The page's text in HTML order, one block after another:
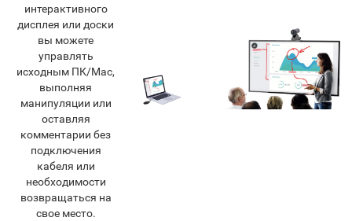
интерактивного
дисплея или доски
вы можете
управлять
исходным ПК/Mac,
выполняя
манипуляции или
оставляя
комментарии без
подключения
кабеля или
необходимости
возвращаться на
свое место.